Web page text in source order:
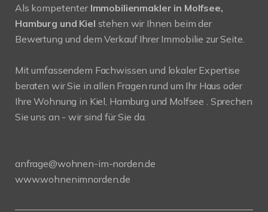
Als kompetenter Immobilienmakler in Molfsee,
Hamburg und Kiel stehen wir Ihnen beim der
Bewertung und dem Verkauf Ihrer Immobilie zur Seite.
Mit umfassendem Fachwissen und lokaler Expertise
beraten wir Sie in allen Fragen rund um Ihr Haus oder
Ihre Wohnung in Kiel, Hamburg und Molfsee . Sprechen
Sie uns an - wir sind für Sie da.
anfrage@wohnen-im-norden.de
www.wohnenimnorden.de